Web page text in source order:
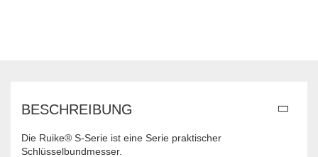
BESCHREIBUNG
Die Ruike® S-Serie ist eine Serie praktischer
Schlüsselbundmesser.